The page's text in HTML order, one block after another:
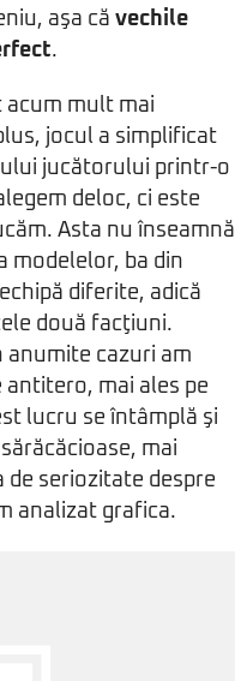
aşa că vechile
.
acum mult mai
jocul a simplificat
jucătorului printr-o
deloc, ci este
Asta nu înseamnă
modelelor, ba din
diferite, adică
două facţiuni.
anumite cazuri am
mai ales pe
lucru se întâmplă şi
mai
de seriozitate despre
analizat grafica.